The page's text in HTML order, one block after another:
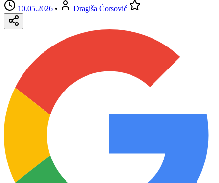
10.05.2026 • Dragiša Ćorsović